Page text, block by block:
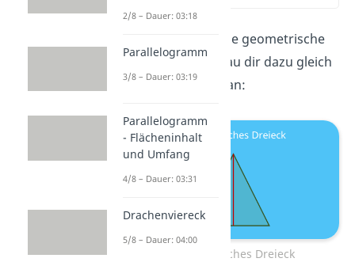
Symmetrie ist eine geometrische
Eigenschaft. Schau dir dazu gleich
mal das Dreieck an:
Symmetrisches Dreieck
2/8 – Dauer: 03:18
Parallelogramm
3/8 – Dauer: 03:19
Parallelogramm
- Flächeninhalt
und Umfang
4/8 – Dauer: 03:31
Drachenviereck
5/8 – Dauer: 04:00